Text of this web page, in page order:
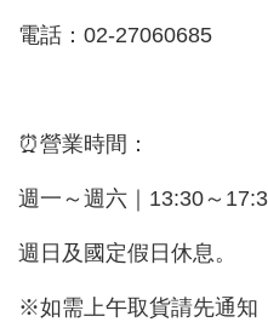
電話：02-27060685
⏰營業時間：
週一～週六｜13:30～
週日及國定假日休息。
※如需上午取貨請先通知